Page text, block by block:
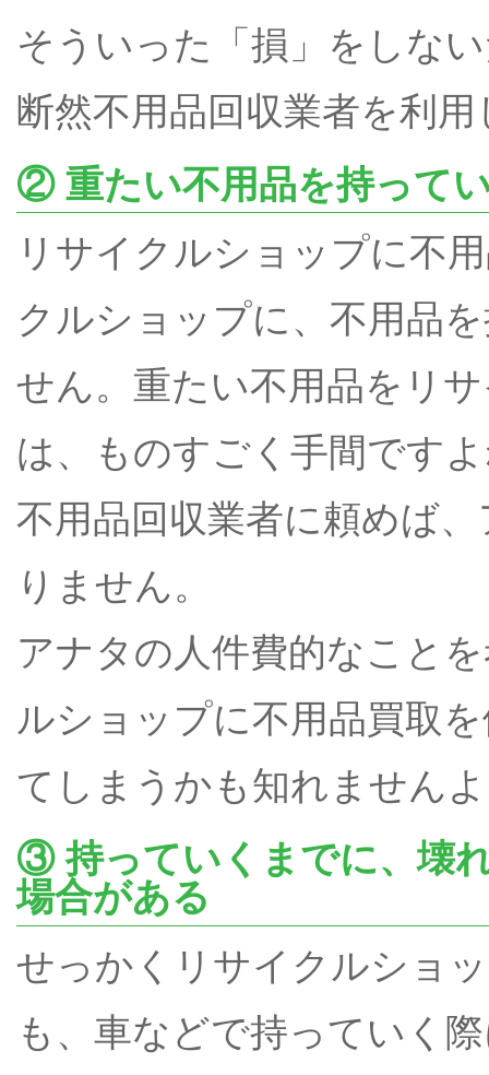
そういった「損」をしな
断然不用品回収業者を利
② 重たい不用品を持って
リサイクルショップに不
クルショップに、不用品
せん。重たい不用品をリ
は、ものすごく手間です
不用品回収業者に頼めば
りません。
アナタの人件費的なこと
ルショップに不用品買取
てしまうかも知れません
③ 持っていくまでに、壊
場合がある
せっかくリサイクルショ
も、車などで持っていく